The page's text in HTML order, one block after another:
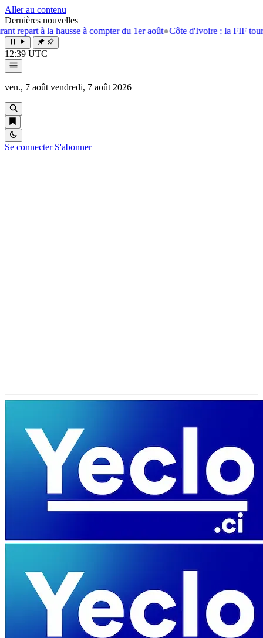
Aller au contenu
Dernières nouvelles
la hausse à compter du 1er août●Côte d'Ivoire : la FIF tourne la page
12:39 UTC
ven., 7 août vendredi, 7 août 2026
Se connecter S'abonner